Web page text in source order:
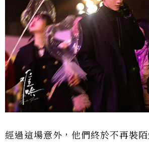
經過這場意外，他們終於不再裝